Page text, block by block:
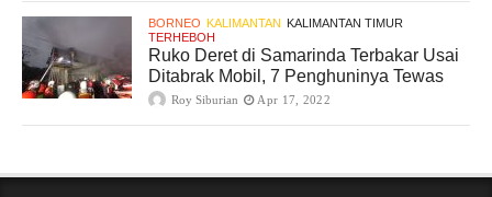
BORNEO KALIMANTAN KALIMANTAN TIMUR
TERHEBOH
Ruko Deret di Samarinda Terbakar Usai
Ditabrak Mobil, 7 Penghuninya Tewas
Roy Siburian Apr 17, 2022